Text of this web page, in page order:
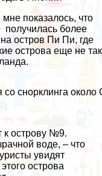
показалось, что
получилась более
остров Пи Пи, где
острова еще не так
.
со снорклинга около
к острову №9.
воде, – что
увидят
острова